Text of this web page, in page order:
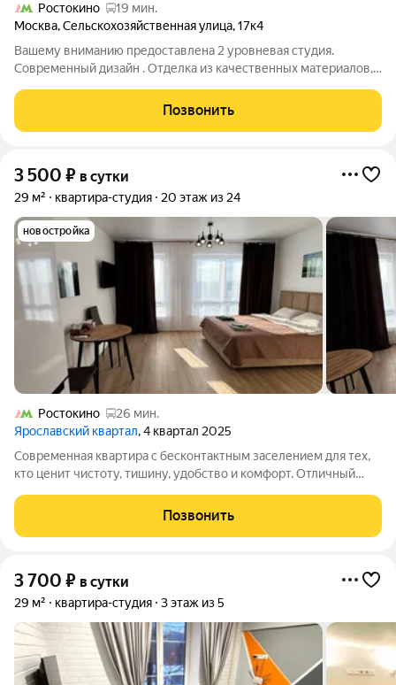
Ростокино
19 мин.
Москва,Сельскохозяйственная улица,17к4
Вашему вниманию предоставлена 2 уровневая студия.
Современный дизайн . Отделка из качественных материалов,
спальных зон. Спальные места: двухспальная кровать на 2
ярусе и двухспальный диван на 1
Позвонить
3 500 ₽ в сутки
29 м² квартира-студия 20 этаж из 24
новостройка
Ростокино
26 мин.
Ярославский квартал, 4 квартал 2025
Современная квартира с бесконтактным заселением для тех,
кто ценит чистоту, тишину, удобство и комфорт. Отличный
удалённой работы. Всё продумано до мелочей заехали и
живёте без лишних вопросов.
Позвонить
3 700 ₽ в сутки
29 м² квартира-студия 3 этаж из 5